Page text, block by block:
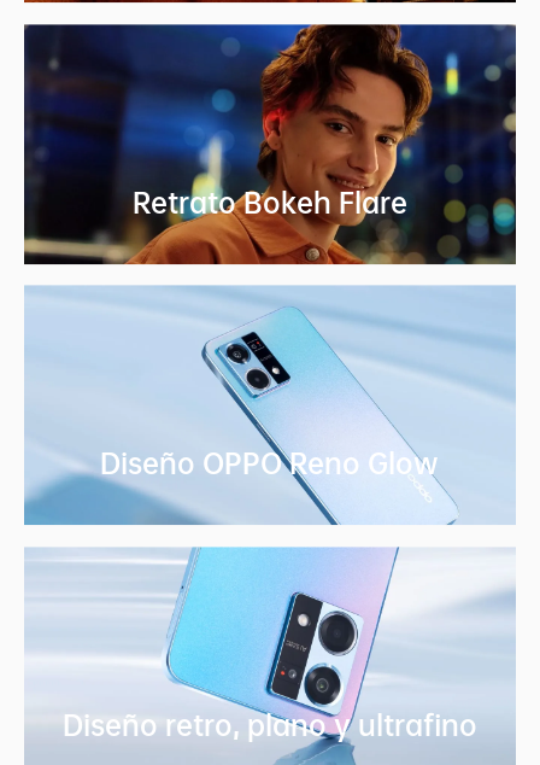
Retrato Bokeh Flare
Diseño OPPO Reno Glow
Diseño retro, planoy ultrafino